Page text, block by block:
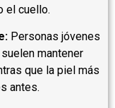
el cuello.
Personas jóvenes
mantener
que la piel más
antes.